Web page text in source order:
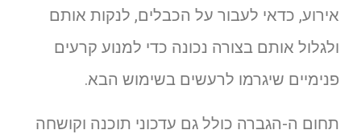
אירוע, כדאי לעבור על הכבלים, לנקות אותם
ולגלול אותם בצורה נכונה כדי למנוע קרעים
פנימיים שיגרמו לרעשים בשימוש הבא.
תחום ה-הגברה כולל גם עדכוני תוכנה וקושחה